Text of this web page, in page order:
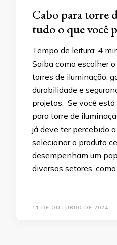
Cabo para torre
tudo o que você
Tempo de leitura: 4
Saiba como escolher
torres de iluminação,
durabilidade e
projetos. Se você está
para torre de
já deve ter percebido
selecionar o produto
desempenham um
diversos setores, como
11 DE OUTUBRO DE 2024